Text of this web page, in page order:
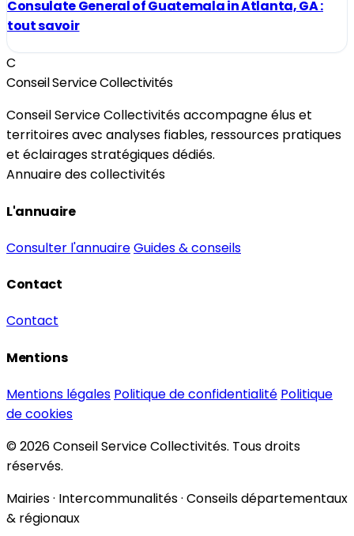
Consulate General of Guatemala in Atlanta, GA :
tout savoir
C
Conseil Service Collectivités
Conseil Service Collectivités accompagne élus et
territoires avec analyses fiables, ressources pratiques
et éclairages stratégiques dédiés.
Annuaire des collectivités
L'annuaire
Consulter l'annuaireGuides & conseils
Contact
Contact
Mentions
Mentions légales Politique de confidentialité Politique
de cookies
© 2026 Conseil Service Collectivités. Tous droits
réservés.
Mairies · Intercommunalités · Conseils départementaux
& régionaux